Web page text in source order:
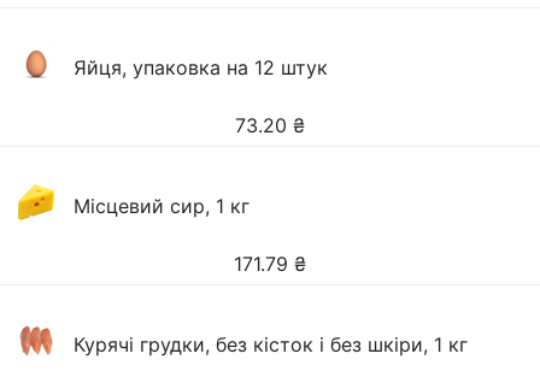
Яйця, упаковка на 12 штук
73.20 ₴
Місцевий сир, 1 кг
171.79 ₴
Курячі грудки, без кісток і без шкіри, 1 кг